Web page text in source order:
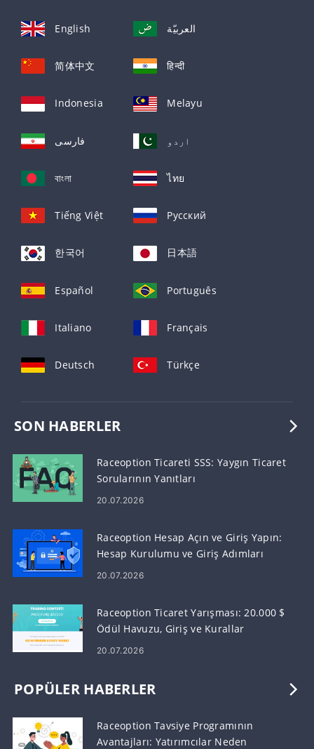
English العربيّة
简体中文 हिन्दी
Indonesia Melayu
فارسی اردو
বাংলা ไทย
Tiếng Việt Русский
한국어 日本語
Español Português
Italiano Français
Deutsch Türkçe
SON HABERLER
Raceoption Ticareti SSS: Yaygın Ticaret
Sorularının Yanıtları
20.07.2026
Raceoption Hesap Açın ve Giriş Yapın:
Hesap Kurulumu ve Giriş Adımları
20.07.2026
Raceoption Ticaret Yarışması: 20.000 $
Ödül Havuzu, Giriş ve Kurallar
20.07.2026
POPÜLER HABERLER
Raceoption Tavsiye Programının
Avantajları: Yatırımcılar Neden